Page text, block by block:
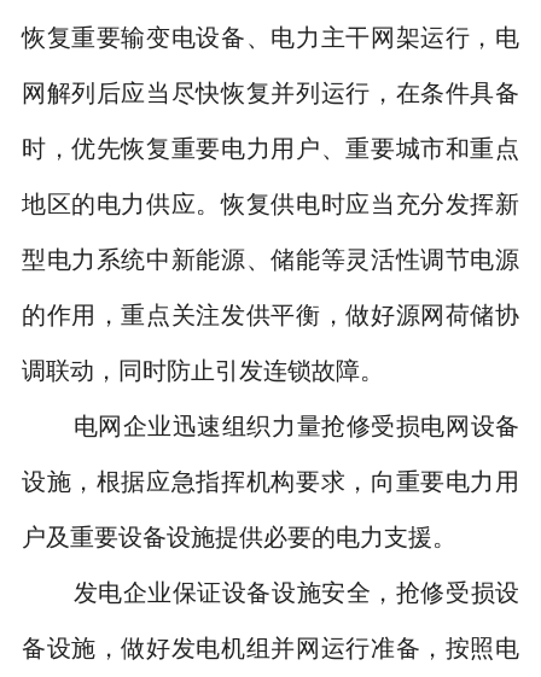
恢复重要输变电设备、电力主干网架运行，电
网解列后应当尽快恢复并列运行，在条件具备
时，优先恢复重要电力用户、重要城市和重点
地区的电力供应。恢复供电时应当充分发挥新
型电力系统中新能源、储能等灵活性调节电源
的作用，重点关注发供平衡，做好源网荷储协
调联动，同时防止引发连锁故障。
电网企业迅速组织力量抢修受损电网设备
设施，根据应急指挥机构要求，向重要电力用
户及重要设备设施提供必要的电力支援。
发电企业保证设备设施安全，抢修受损设
备设施，做好发电机组并网运行准备，按照电